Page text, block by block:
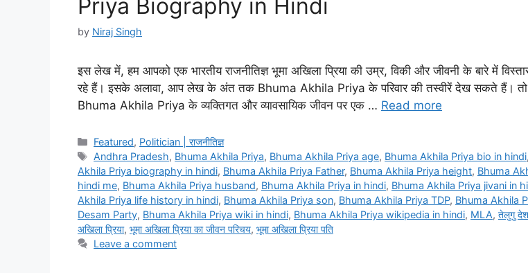
Priya Biography in Hindi
by Niraj Singh
इस लेख में, हम आपको एक भारतीय राजनीतिज्ञ भूमा अखिला प्रिया की उम्र, विकी और जीवनी के बारे में
रहे हैं। इसके अलावा, आप लेख के अंत तक Bhuma Akhila Priya के परिवार की तस्वीरें देख सकते हैं।
Bhuma Akhila Priya के व्यक्तिगत और व्यावसायिक जीवन पर एक … Read more
Categories
Featured, Politician | राजनीतिज्ञ
Tags
Andhra Pradesh, Bhuma Akhila Priya, Bhuma Akhila Priya age, Bhuma Akhila Priya bio in hindi,
Akhila Priya biography in hindi, Bhuma Akhila Priya Father, Bhuma Akhila Priya height, Bhuma
hindi me, Bhuma Akhila Priya husband, Bhuma Akhila Priya in hindi, Bhuma Akhila Priya jivani in
Akhila Priya life history in hindi, Bhuma Akhila Priya son, Bhuma Akhila Priya TDP, Bhuma Akhila
Desam Party, Bhuma Akhila Priya wiki in hindi, Bhuma Akhila Priya wikipedia in hindi, MLA, तेलुगु
अखिला प्रिया, भूमा अखिला प्रिया का जीवन परिचय, भूमा अखिला प्रिया पति
Leave a comment